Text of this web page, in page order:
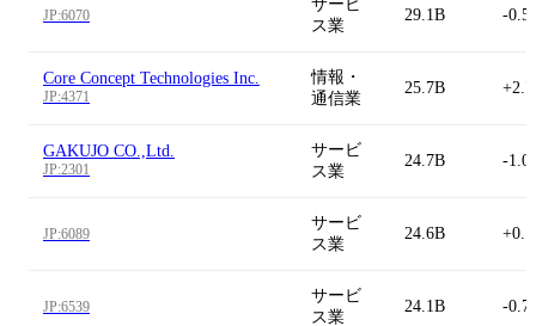
JP:6070
サービ
ス業
29.1B -
Core Concept Technologies Inc.
JP:4371
情報・
通信業
25.7B
GAKUJO CO.,Ltd.
JP:2301
サービ
ス業
24.7B -
JP:6089
サービ
ス業
24.6B
JP:6539
サービ
ス業
24.1B -